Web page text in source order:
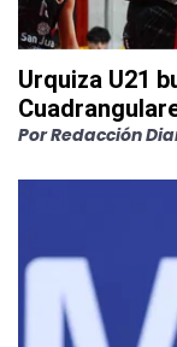
Urquiza U21
PorRedacción